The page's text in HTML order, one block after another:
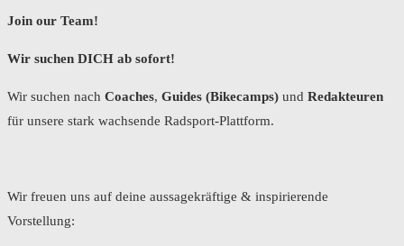
Join our Team!
Wir suchen DICH ab sofort!
Wir suchen nach Coaches, Guides (Bikecamps) und Redakteuren
für unsere stark wachsende Radsport-Plattform.
Wir freuen uns auf deine aussagekräftige & inspirierende
Vorstellung: